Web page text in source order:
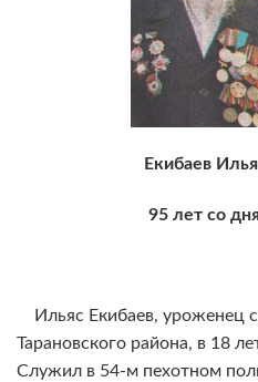
Екибаев
95 лет со
Ильяс Екибаев, уроженец
Тарановского района, в 18
Служил в 54-м пехотном